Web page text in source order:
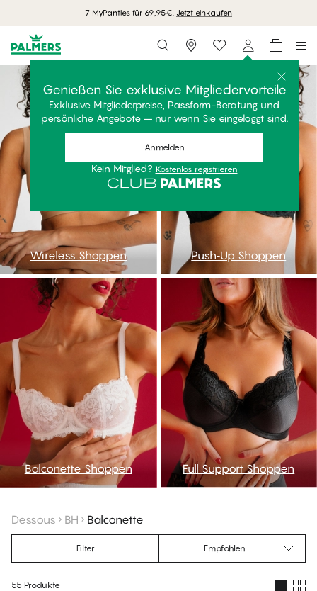
7 MyPanties für 69,95€. Jetzt einkaufen
Storefinder
Genießen Sie exklusive Mitgliedervorteile
Exklusive Mitgliederpreise, Passform-Beratung und
persönliche Angebote – nur wenn Sie eingeloggt sind.
Anmelden
Kein Mitglied? Kostenlos registrieren
bwireless
Wireless Shoppen Push‑Up Shoppen
bbalconette
Balconette Shoppen Full Support Shoppen
Dessous BH Balconette
Filter Empfohlen
55 Produkte